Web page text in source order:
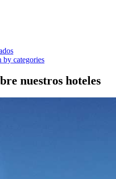
by categories
nuestros hoteles